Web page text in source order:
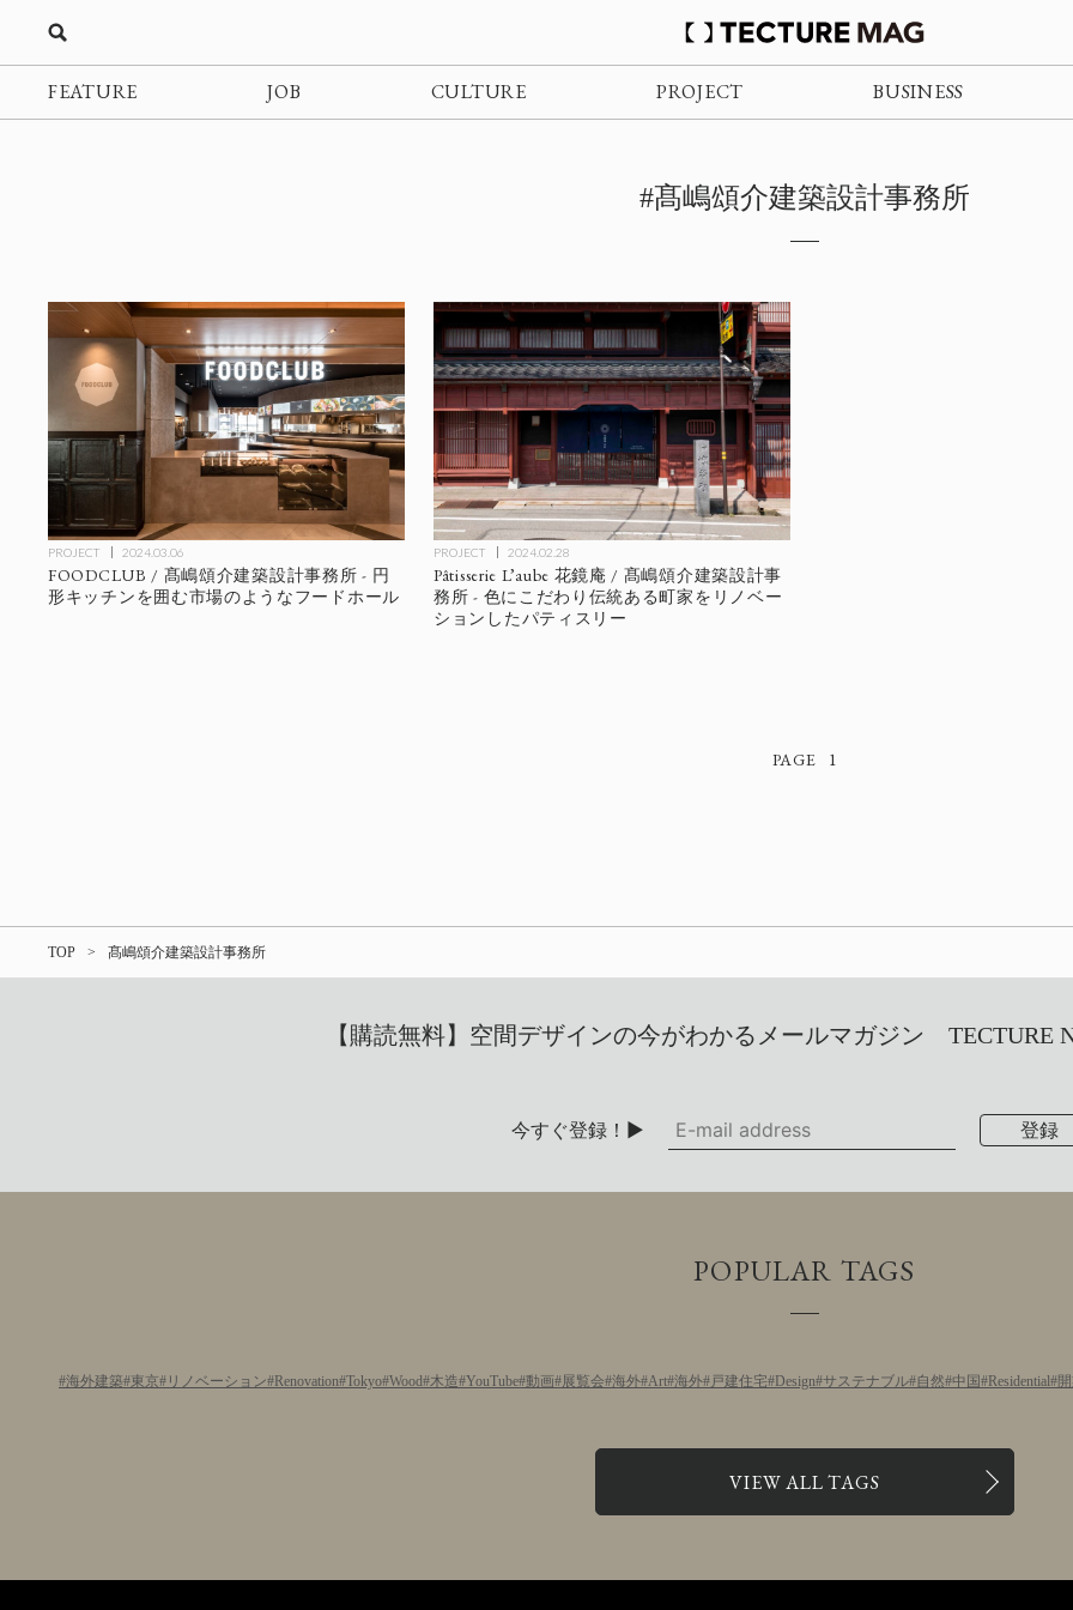
FEATURE JOB CULTURE PROJECT BUSINESS
#髙嶋頌介建築設計事務所
PROJECT 2024.03.06
FOODCLUB / 髙嶋頌介建築設計事務所 - 円
形キッチンを囲む市場のようなフードホール
PROJECT 2024.02.28
Pâtisserie L’aube 花鏡庵 / 髙嶋頌介建築設計事
務所 - 色にこだわり伝統ある町家をリノベー
ションしたパティスリー
1
TOP 髙嶋頌介建築設計事務所
【購読無料】空間デザインの今がわかるメールマガジン TECTURE
今すぐ登録！▶
POPULAR TAGS
海外建築 東京 リノベーション Renovation Tokyo Wood 木造 YouTube 動画 展覧会 海外 Art 海外 戸建住宅 Design サステナブル 自然 中国 Residential
VIEW ALL TAGS